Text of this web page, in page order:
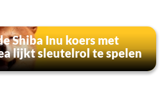
Shiba Inu koers met
lijkt sleutelrol te spelen